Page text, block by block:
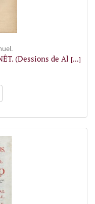
(Dessions de Al [...]